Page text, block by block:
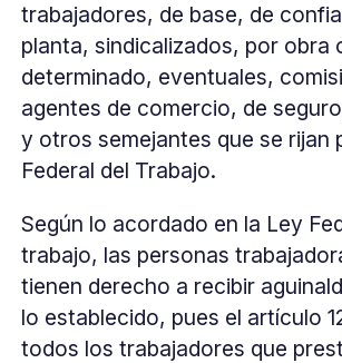
trabajadores, de base, de
planta, sindicalizados, por obra
determinado, eventuales,
agentes de comercio, de
y otros semejantes que se rijan
Federal del Trabajo.
Según lo acordado en la Ley
trabajo, las personas
tienen derecho a recibir
lo establecido, pues el artículo
todos los trabajadores que